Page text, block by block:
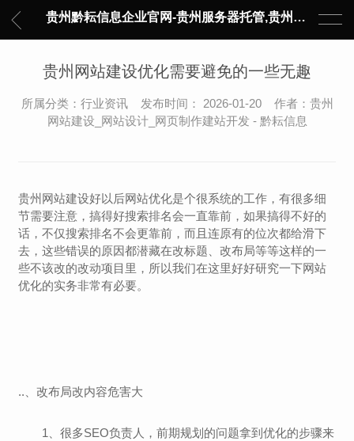
贵州黔耘信息企业官网-贵州服务器托管,贵州主机托管,云服务器托管,数据中心托管,网络设备托管,服务器租用,托管服务提供商,服务器管理-黔耘信息 贵州数据中心机柜租用-专业贵州IDC托管服务器维修
贵州网站建设优化需要避免的一些无趣
所属分类：行业资讯 发布时间： 2026-01-20 作者：贵州
网站建设_网站设计_网页制作建站开发 - 黔耘信息
贵州网站建设好以后网站优化是个很系统的工作，有很多细
节需要注意，搞得好搜索排名会一直靠前，如果搞得不好的
话，不仅搜索排名不会更靠前，而且连原有的位次都给滑下
去，这些错误的原因都潜藏在改标题、改布局等等这样的一
些不该改的改动项目里，所以我们在这里好好研究一下网站
优化的实务非常有必要。
..、改布局改内容危害大
1、很多SEO负责人，前期规划的问题拿到优化的步骤来